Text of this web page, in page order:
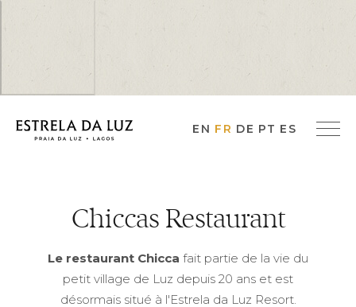
EN FR DE PT ES
Chiccas Restaurant
Le restaurant Chicca fait partie de la vie du
petit village de Luz depuis 20 ans et est
désormais situé à l'Estrela da Luz Resort.